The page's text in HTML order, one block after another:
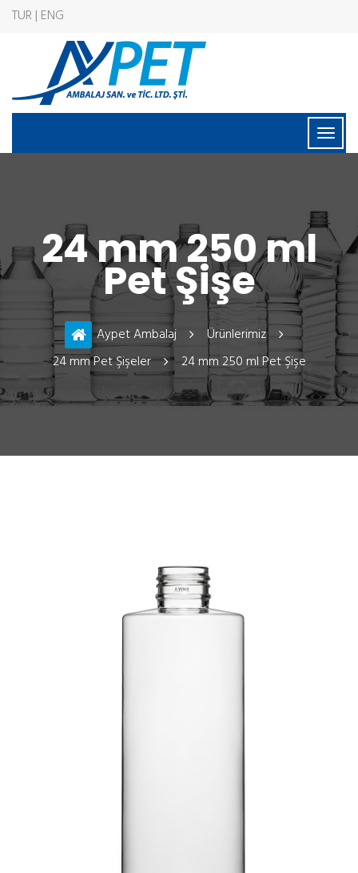
TUR | ENG
24 mm 250 ml
Pet Şişe
Aypet Ambalaj
Ürünlerimiz
24 mm Pet Şişeler
24 mm 250 ml Pet Şişe